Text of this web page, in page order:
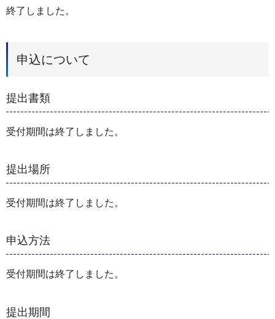
終了しました。
申込について
提出書類
受付期間は終了しました。
提出場所
受付期間は終了しました。
申込方法
受付期間は終了しました。
提出期間